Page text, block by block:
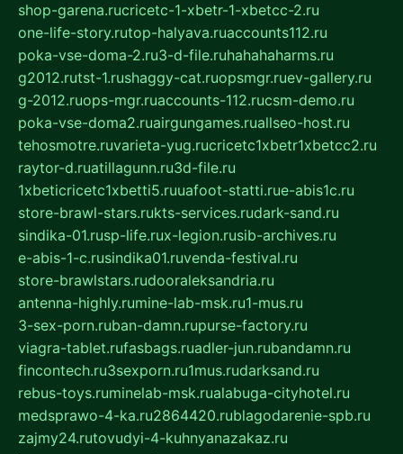
shop-garena.rucricetc-1-xbetr-1-xbetcc-2.ru
one-life-story.rutop-halyava.ruaccounts112.ru
poka-vse-doma-2.ru3-d-file.ruhahahaharms.ru
g2012.rutst-1.rushaggy-cat.ruopsmgr.ruev-gallery.ru
g-2012.ruops-mgr.ruaccounts-112.rucsm-demo.ru
poka-vse-doma2.ruairgungames.ruallseo-host.ru
tehosmotre.ruvarieta-yug.rucricetc1xbetr1xbetcc2.ru
raytor-d.ruatillagunn.ru3d-file.ru
1xbeticricetc1xbetti5.ruuafoot-statti.rue-abis1c.ru
store-brawl-stars.rukts-services.rudark-sand.ru
sindika-01.rusp-life.rux-legion.rusib-archives.ru
e-abis-1-c.rusindika01.ruvenda-festival.ru
store-brawlstars.rudooraleksandria.ru
antenna-highly.rumine-lab-msk.ru1-mus.ru
3-sex-porn.ruban-damn.rupurse-factory.ru
viagra-tablet.rufasbags.ruadler-jun.rubandamn.ru
fincontech.ru3sexporn.ru1mus.rudarksand.ru
rebus-toys.ruminelab-msk.rualabuga-cityhotel.ru
medsprawo-4-ka.ru2864420.rublagodarenie-spb.ru
zajmy24.rutovudyi-4-kuhnyanazakaz.ru